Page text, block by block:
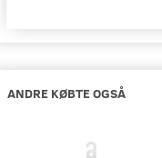
ANDRE KØBTE OGSÅ